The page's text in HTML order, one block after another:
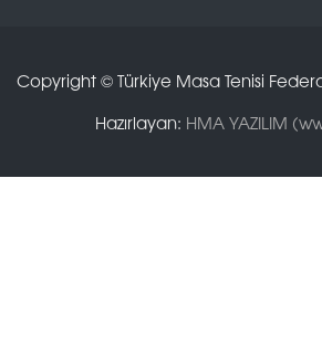
Copyright © Türkiye Masa Tenisi
Hazırlayan: HMA YAZILIM